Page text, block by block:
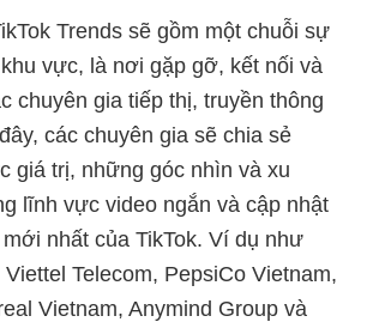
Trends sẽ gồm một chuỗi sự
vực, là nơi gặp gỡ, kết nối và
chuyên gia tiếp thị, truyền thông
các chuyên gia sẽ chia sẻ
giá trị, những góc nhìn và xu
lĩnh vực video ngắn và cập nhật
nhất của TikTok. Ví dụ như
Telecom, PepsiCo Vietnam,
Vietnam, Anymind Group và